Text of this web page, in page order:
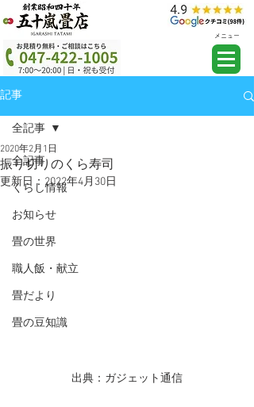
メニュー
記事
全記事
くらし情報
お知らせ
畳の世界
職人飯・献立
畳だより
畳の豆知識
全記事
振り切りのくら寿司
2020年2月1日
更新日： 2022年4月30日
出典：ガジェット通信